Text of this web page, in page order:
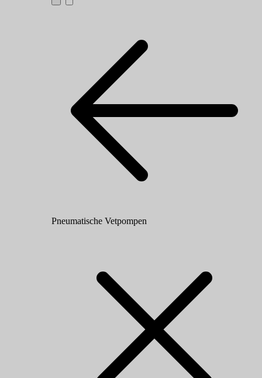
Pneumatische Vetpompen